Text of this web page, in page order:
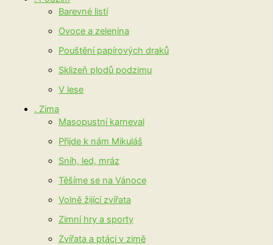
Barevné listí
Ovoce a zelenina
Pouštění papírových draků
Sklizeň plodů podzimu
V lese
. Zima
Masopustní karneval
Přijde k nám Mikuláš
Sníh, led, mráz
Těšíme se na Vánoce
Volně žijící zvířata
Zimní hry a sporty
Zvířata a ptáci v zimě